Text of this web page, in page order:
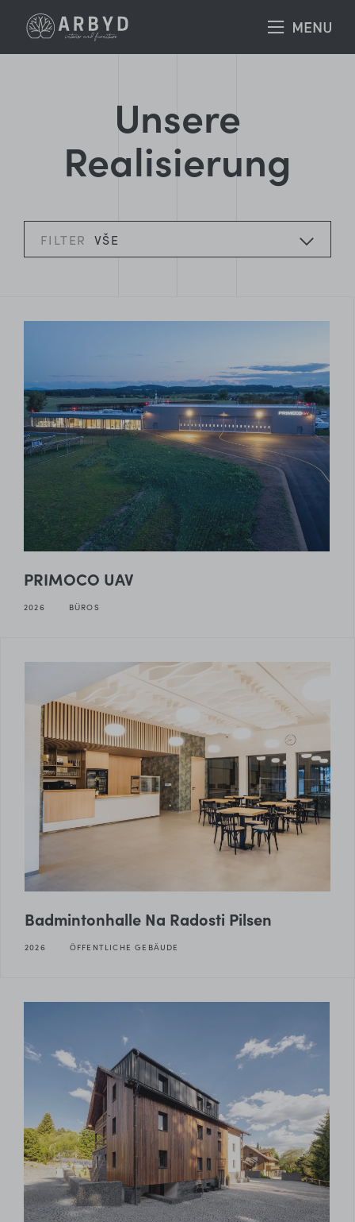
Unsere
Realisierung
FILTER VŠE
PRIMOCO UAV
2026 BÜROS
Badmintonhalle Na Radosti Pilsen
2026 ÖFFENTLICHE GEBÄUDE